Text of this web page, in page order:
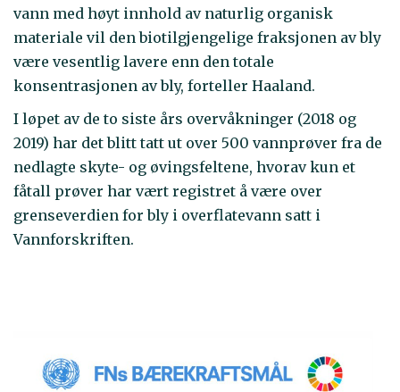
vann med høyt innhold av naturlig organisk
materiale vil den biotilgjengelige fraksjonen av bly
være vesentlig lavere enn den totale
konsentrasjonen av bly, forteller Haaland.
I løpet av de to siste års overvåkninger (2018 og
2019) har det blitt tatt ut over 500 vannprøver fra de
nedlagte skyte- og øvingsfeltene, hvorav kun et
fåtall prøver har vært registret å være over
grenseverdien for bly i overflatevann satt i
Vannforskriften.